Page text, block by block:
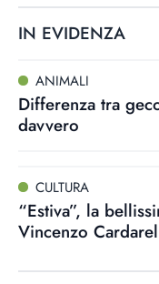
IN EVIDENZA
ANIMALI
Differenza tra
davvero
CULTURA
“Estiva”, la
Vincenzo